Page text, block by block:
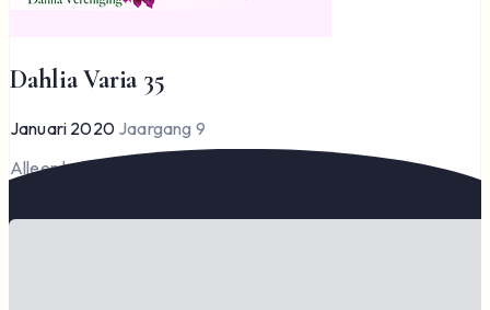
Dahlia Varia 35
Januari 2020 Jaargang 9
Alleen leden kunnen Dahlia Varia lezen en downloaden.